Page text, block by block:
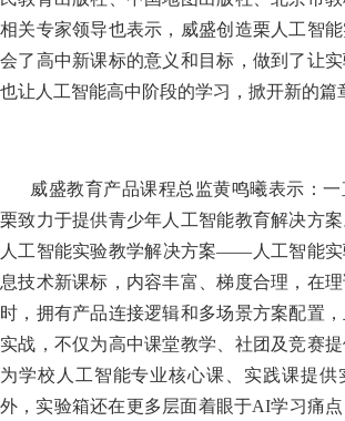
相关专家领导也表示，威盛创造栗人工智
会了高中新课标的意义和目标，做到了让实
也让人工智能高中阶段的学习，掀开新的篇
威盛教育产品课程总监黄鸣曦表示：
栗致力于提供青少年人工智能教育解决方
人工智能实验教学解决方案——人工智能实
息技术新课标，内容丰富、梯度合理，在
时，拥有产品连接逻辑和多场景方案配置
实战，不仅为高中课堂教学、社团及竞赛
为学校人工智能专业核心课、实践课提供
外，实验箱还在更多层面着眼于AI学习痛